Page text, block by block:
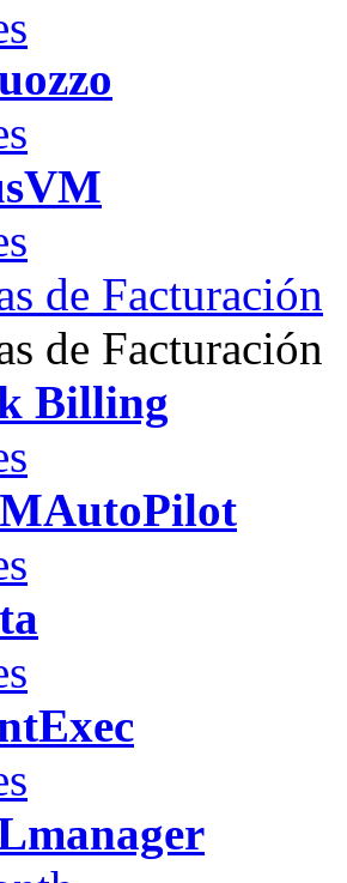
de Facturación
de Facturación
Billing